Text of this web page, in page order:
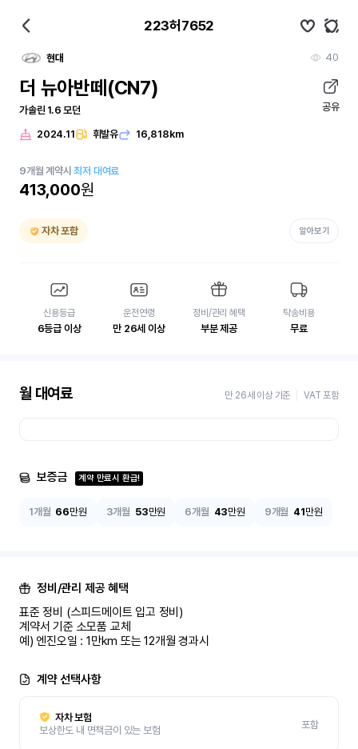
223허7652
현대 40
더 뉴아반떼(CN7)
가솔린 1.6 모던 공유
2024.11 휘발유 16,818km
9개월 계약시최저 대여료
413,000원
자차 포함 알아보기
신용등급
6등급 이상
운전연령
만 26세 이상
정비/관리 혜택
부분 제공
탁송비용
무료
월 대여료 만 26세 이상 기준 VAT 포함
보증금 계약 만료시 환급!
1개월 66만원 3개월 53만원 6개월 43만원 9개월 41만원
정비/관리 제공 혜택
표준 정비 (스피드메이트 입고 정비)
계약서 기준 소모품 교체
예) 엔진오일 : 1만km 또는 12개월 경과시
계약 선택사항
자차 보험
보상한도 내 면책금이 있는 보험
포함